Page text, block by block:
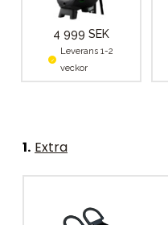
4 999 SEK
Leverans 1-2
veckor
1. Extra